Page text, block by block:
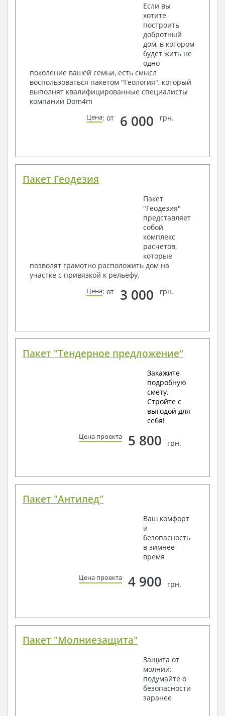
Если вы
хотите
построить
добротный
дом, в котором
будет жить не
одно
поколение вашей семьи, есть смысл
воспользоваться пакетом "Геология", который
выполнят квалифицированные специалисты
компании Dom4m
Цена: от 6 000 грн.
Пакет Геодезия
Пакет
"Геодезия"
представляет
собой
комплекс
расчетов,
которые
позволят грамотно расположить дом на
участке с привязкой к рельефу.
Цена: от 3 000 грн.
Пакет "Тендерное предложение"
Закажите
подробную
смету.
Стройте с
выгодой для
себя!
Цена проекта 5 800 грн.
Пакет "Антилед"
Ваш комфорт
и
безопасность
в зимнее
время
Цена проекта 4 900 грн.
Пакет "Молниезащита"
Защита от
молнии:
подумайте о
безопасности
заранее